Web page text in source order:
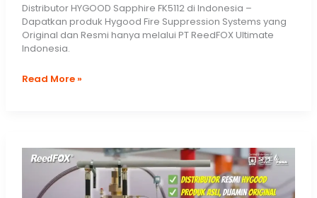
Distributor HYGOOD Sapphire FK5112 di Indonesia –
Dapatkan produk Hygood Fire Suppression Systems yang
Original dan Resmi hanya melalui PT ReedFOX Ultimate
Indonesia.
Hygood
Systems
Read More »